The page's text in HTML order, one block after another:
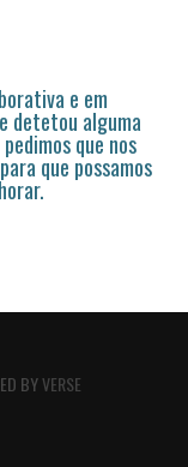
e em
detetou alguma
que nos
que possamos
BYVERSE